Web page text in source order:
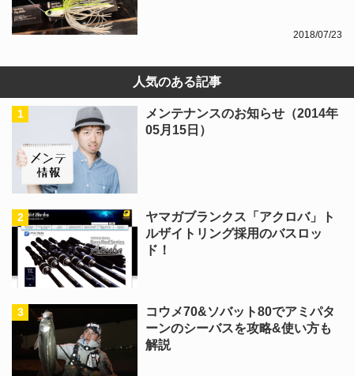
2018/07/23
人気のある記事
メンテナンスのお知らせ（2014年
05月15日）
ヤマガブランクス「アクロバ」ト
ルザイトリング採用のバスロッ
ド！
コウメ70&ソバット80でアミパタ
ーンのシーバスを攻略&使い方も
解説